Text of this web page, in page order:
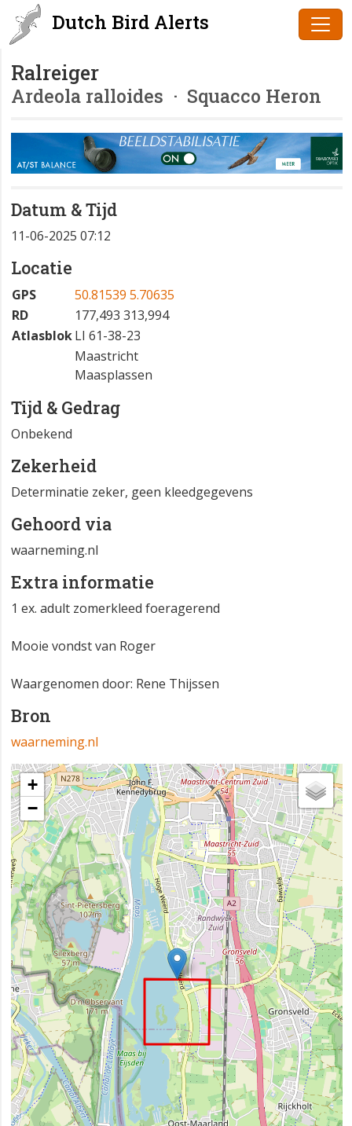
Dutch Bird Alerts
Ralreiger
Ardeola ralloides · Squacco Heron
Datum & Tijd
11-06-2025 07:12
Locatie
GPS
50.81539 5.70635
RD
177,493 313,994
AtlasblokLI 61-38-23
Maastricht
Maasplassen
Tijd & Gedrag
Onbekend
Zekerheid
Determinatie zeker, geen kleedgegevens
Gehoord via
waarneming.nl
Extra informatie
1 ex. adult zomerkleed foeragerend
Mooie vondst van Roger
Waargenomen door: Rene Thijssen
Bron
waarneming.nl
+
−